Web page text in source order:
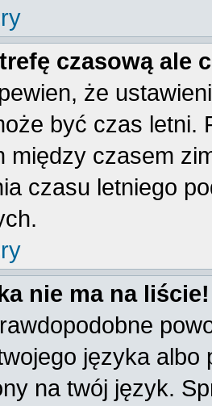
czasową ale
że
być czas letni.
między czasem
czasu letniego
nie ma na liście!
języka
na twój język.